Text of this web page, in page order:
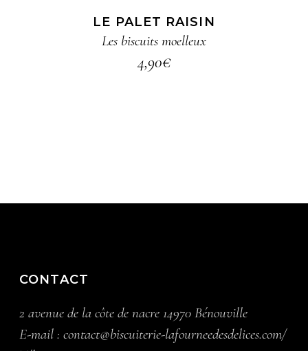
LE PALET RAISIN
Les biscuits moelleux
4,90€
CONTACT
2 avenue de la côte de nacre 14970 Bénouville
E-mail :contact@biscuiterie-lafourneedesdelices.com/